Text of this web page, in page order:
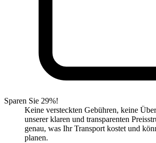
Sparen Sie 29%!
Keine versteckten Gebühren, keine
unserer klaren und transparenten
genau, was Ihr Transport kostet und
planen.